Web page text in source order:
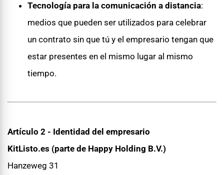
Tecnología para la comunicación a distancia:
medios que pueden ser utilizados para celebrar
un contrato sin que tú y el empresario tengan que
estar presentes en el mismo lugar al mismo
tiempo.
Artículo 2 - Identidad del empresario
KitListo.es (parte de Happy Holding B.V.)
Hanzeweg 31